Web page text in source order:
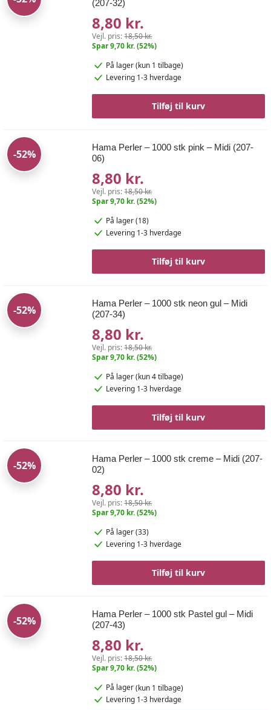
(207-32)
8,80 kr.
Vejl. pris:18,50 kr.
Spar 9,70 kr. (52%)
På lager(kun 1 tilbage)
Levering 1-3 hverdage
Tilføj til kurv
-52%
Hama Perler – 1000 stk pink – Midi (207-
06)
8,80 kr.
Vejl. pris:18,50 kr.
Spar 9,70 kr. (52%)
På lager (18)
Levering 1-3 hverdage
Tilføj til kurv
-52%
Hama Perler – 1000 stk neon gul – Midi
(207-34)
8,80 kr.
Vejl. pris:18,50 kr.
Spar 9,70 kr. (52%)
På lager(kun 4 tilbage)
Levering 1-3 hverdage
Tilføj til kurv
-52%
Hama Perler – 1000 stk creme – Midi (207-
02)
8,80 kr.
Vejl. pris:18,50 kr.
Spar 9,70 kr. (52%)
På lager (33)
Levering 1-3 hverdage
Tilføj til kurv
-52%
Hama Perler – 1000 stk Pastel gul – Midi
(207-43)
8,80 kr.
Vejl. pris:18,50 kr.
Spar 9,70 kr. (52%)
På lager(kun 1 tilbage)
Levering 1-3 hverdage